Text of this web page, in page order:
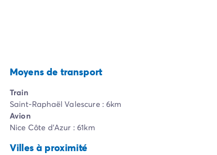
Moyens de transport
Train
Saint-Raphaël Valescure : 6km
Avion
Nice Côte d'Azur : 61km
Villes à proximité